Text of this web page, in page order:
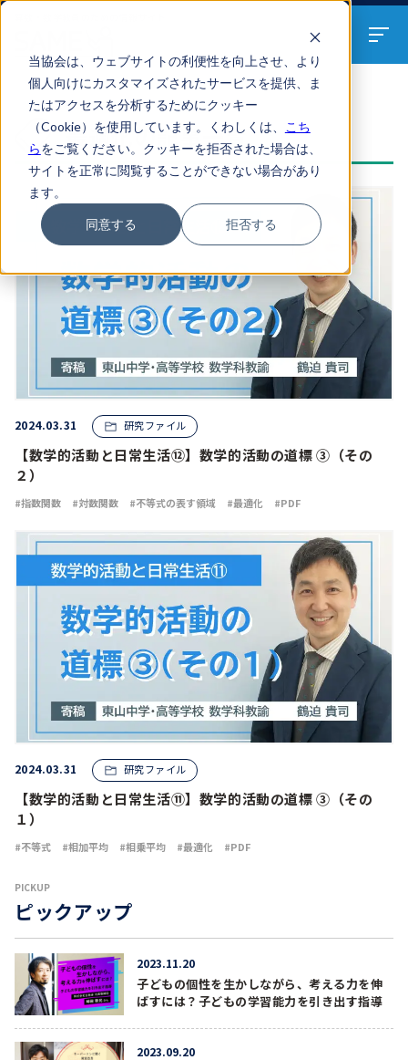
当協会は、ウェブサイトの利便性を向上させ、より
個人向けにカスタマイズされたサービスを提供、ま
たはアクセスを分析するためにクッキー
（Cookie）を使用しています。くわしくは、
こち
らをご覧ください。クッキーを拒否された場合は、
サイトを正常に閲覧することができない場合があり
ます。
同意する 拒否する
ARTICLES
最適化の記事一覧
2024.03.31 研究ファイル
【数学的活動と日常生活⑫】数学的活動の道標 ③（その
２）
指数関数 対数関数 不等式の表す領域 最適化 PDF
2024.03.31 研究ファイル
【数学的活動と日常生活⑪】数学的活動の道標 ③（その
１）
不等式 相加平均 相乗平均 最適化 PDF
PICKUP
ピックアップ
2023.11.20
子どもの個性を生かしながら、考える力を伸
ばすには？子どもの学習能力を引き出す指導
2023.09.20